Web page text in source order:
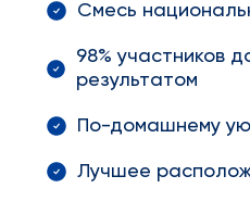
Смесь
98% участников
результатом
По-домашнему
Лучшее